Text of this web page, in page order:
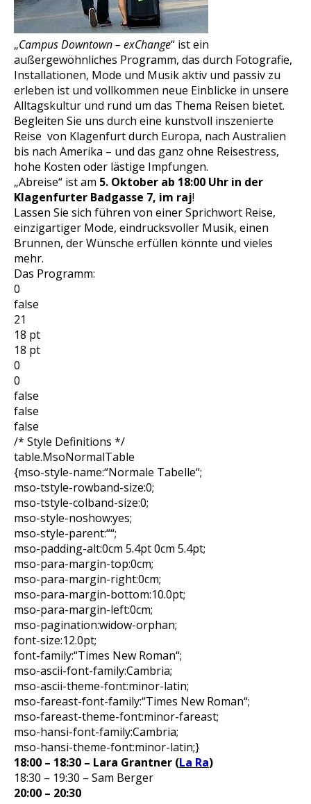
„Campus Downtown – exChange“ ist ein
außergewöhnliches Programm, das durch Fotografie,
Installationen, Mode und Musik aktiv und passiv zu
erleben ist und vollkommen neue Einblicke in unsere
Alltagskultur und rund um das Thema Reisen bietet.
Begleiten Sie uns durch eine kunstvoll inszenierte
Reise von Klagenfurt durch Europa, nach Australien
bis nach Amerika – und das ganz ohne Reisestress,
hohe Kosten oder lästige Impfungen.
„Abreise“ ist am 5. Oktober ab 18:00 Uhr in der
Klagenfurter Badgasse 7, im raj!
Lassen Sie sich führen von einer Sprichwort Reise,
einzigartiger Mode, eindrucksvoller Musik, einen
Brunnen, der Wünsche erfüllen könnte und vieles
mehr.
Das Programm:
0
false
21
18 pt
18 pt
0
0
false
false
false
/* Style Definitions */
table.MsoNormalTable
{mso-style-name:“Normale Tabelle“;
mso-tstyle-rowband-size:0;
mso-tstyle-colband-size:0;
mso-style-noshow:yes;
mso-style-parent:““;
mso-padding-alt:0cm 5.4pt 0cm 5.4pt;
mso-para-margin-top:0cm;
mso-para-margin-right:0cm;
mso-para-margin-bottom:10.0pt;
mso-para-margin-left:0cm;
mso-pagination:widow-orphan;
font-size:12.0pt;
font-family:“Times New Roman“;
mso-ascii-font-family:Cambria;
mso-ascii-theme-font:minor-latin;
mso-fareast-font-family:“Times New Roman“;
mso-fareast-theme-font:minor-fareast;
mso-hansi-font-family:Cambria;
mso-hansi-theme-font:minor-latin;}
18:00 – 18:30 – Lara Grantner (La Ra)
18:30 – 19:30 – Sam Berger
20:00 – 20:30